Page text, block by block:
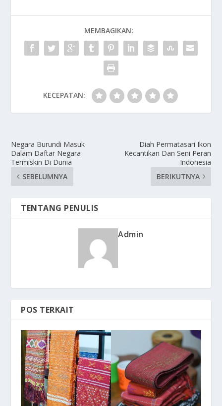
MEMBAGIKAN:
KECEPATAN:
Negara Burundi Masuk
Dalam Daftar Negara
Termiskin Di Dunia
SEBELUMNYA
Diah Permatasari Ikon
Kecantikan Dan Seni Peran
Indonesia
BERIKUTNYA
TENTANG PENULIS
Admin
POS TERKAIT